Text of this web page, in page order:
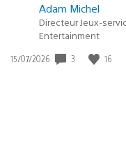
Adam Michel
Directeur Jeux-
Entertainment
Date
15/07/2026 3 16